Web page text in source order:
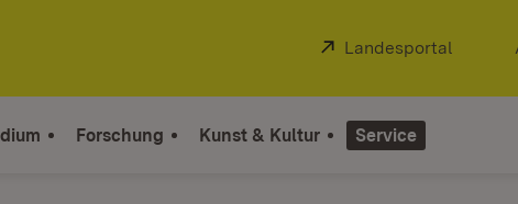
Extern:
Landesportal
Forschung Kunst & Kultur Service